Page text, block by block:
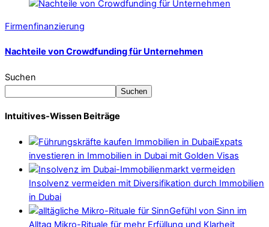
Firmenfinanzierung
Nachteile von Crowdfunding für Unternehmen
Suchen
Suchen
Intuitives-Wissen Beiträge
Expats
investieren in Immobilien in Dubai mit Golden Visas
Insolvenz vermeiden mit Diversifikation durch Immobilien
in Dubai
Gefühl von Sinn im
Alltag Mikro-Rituale für mehr Erfüllung und Klarheit